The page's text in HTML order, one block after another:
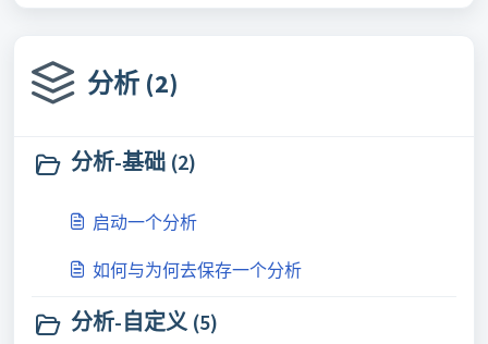
分析 (2)
分析-基础 (2)
启动一个分析
如何与为何去保存一个分析
分析-自定义 (5)